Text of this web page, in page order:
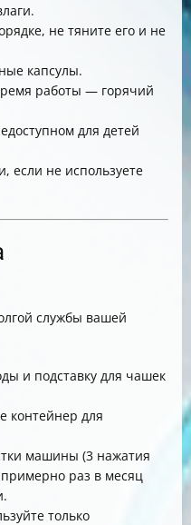
не тяните его и не
капсулы.
работы — горячий
для детей
если не используете
службы вашей
и подставку для чашек
контейнер для
машины (3 нажатия
раз в месяц
только